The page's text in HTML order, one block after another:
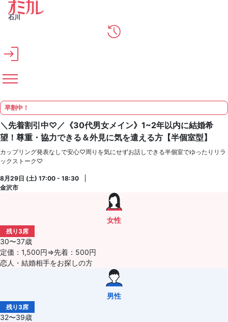
メインコンテンツへスキップ
石川
早割中！
＼先着割引中♡／《30代男女メイン》1~2年以内に結婚希
望！尊重・協力できる＆外見に気を遣える方【半個室型】
カップリング発表なしで安心♡周りを気にせずお話しできる半個室でゆったりリラ
ックストーク♡
8月29日 (土) 17:00 - 18:30
金沢市
女性
残り3席
30〜37歳
定価：1,500円⇒先着：500円
恋人・結婚相手をお探しの方
男性
残り3席
32〜39歳